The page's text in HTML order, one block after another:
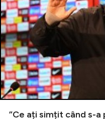
”Ce ați simțit când s-a